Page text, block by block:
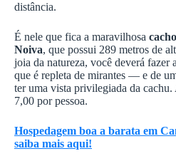
distância.
É nele que fica a maravilhosa
Noiva, que possui 289 metros de
joia da natureza, você deverá fazer
que é repleta de mirantes — e de
ter uma vista privilegiada da cachu.
7,00 por pessoa.
Hospedagem boa a barata em
saiba mais aqui!